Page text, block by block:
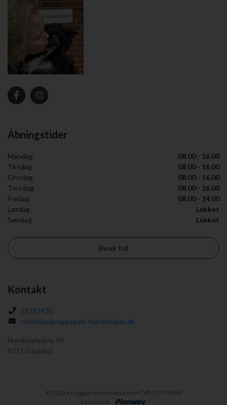
Åbningstider
Mandag
08.00 - 16.00
Tirsdag
08.00 - 16.00
Onsdag
08.00 - 16.00
Torsdag
08.00 - 16.00
Fredag
08.00 - 14.00
Lørdag
Lukket
Søndag
Lukket
Book tid
Kontakt
61282435
christina@ruggaards-hundesalon.dk
Nordbygårdvej 59
8721 Daugård
© 2026 • Ruggaards Hundesalon • CVR: 35976094
Lavet med